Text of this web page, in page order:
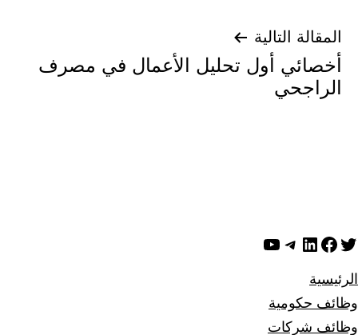
المقالة التالية
أخصائي أول تحليل الأعمال في مصرف
الراجحي
تويترفيسبوك
لينكد إن تيليجرام
يوتيوب
الرئيسية
وظائف حكومية
وظائف شركات